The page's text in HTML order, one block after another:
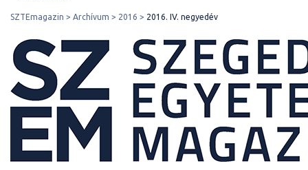
SZTEmagazin Archívum 2016 2016. IV. negyedév